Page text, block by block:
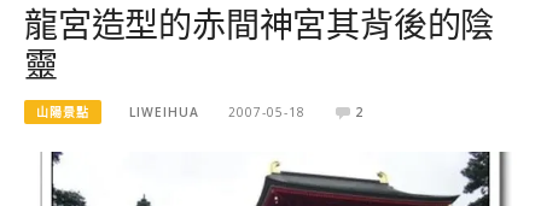
龍宮造型的赤間神宮其背後的陰
靈
山陽景點 LIWEIHUA 2007-05-18 2